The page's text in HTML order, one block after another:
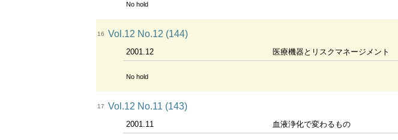
No hold
16 Vol.12 No.12 (144)
2001.12 医療機器とリスクマネージメント
No hold
17 Vol.12 No.11 (143)
2001.11 血液浄化で変わるもの